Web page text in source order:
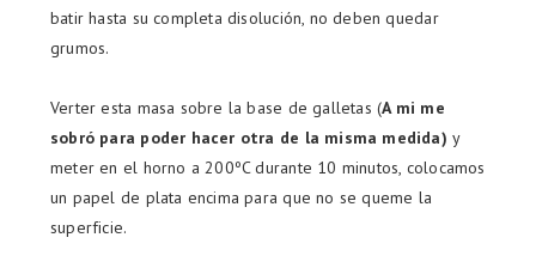
batir hasta su completa disolución, no deben quedar
grumos.
Verter esta masa sobre la base de galletas (A mi me
sobró para poder hacer otra de la misma medida) y
meter en el horno a 200ºC durante 10 minutos, colocamos
un papel de plata encima para que no se queme la
superficie.